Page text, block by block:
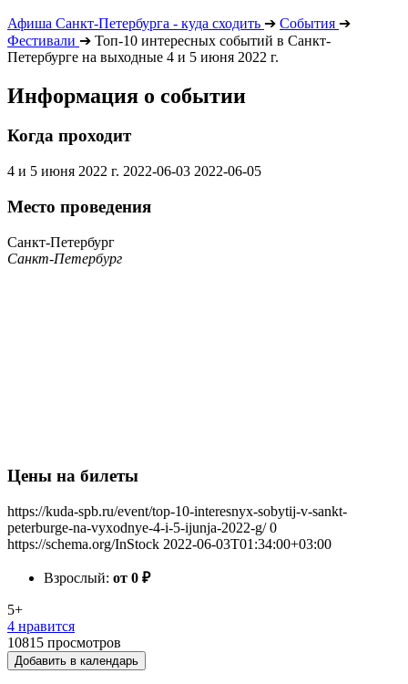
Афиша Санкт-Петербурга - куда сходить ➔ События ➔
Фестивали ➔ Топ-10 интересных событий в Санкт-
Петербурге на выходные 4 и 5 июня 2022 г.
Информация о событии
Когда проходит
4 и 5 июня 2022 г. 2022-06-03 2022-06-05
Место проведения
Санкт-Петербург
Санкт-Петербург
Цены на билеты
https://kuda-spb.ru/event/top-10-interesnyx-sobytij-v-sankt-
peterburge-na-vyxodnye-4-i-5-ijunja-2022-g/ 0
https://schema.org/InStock 2022-06-03T01:34:00+03:00
Взрослый: от 0 ₽
5+
4 нравится
10815 просмотров
Добавить в календарь